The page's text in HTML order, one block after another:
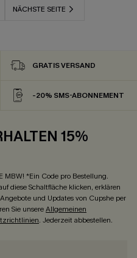
NÄCHSTE SEITE
GRATIS VERSAND
-20% SMS-ABONNEMENT
15%
MBW! *Ein Code pro Bestellung.
diese Schaltfläche klicken, erklären
und Updates von Cupshe per
Sie unsereAllgemeinen
. Jederzeit abbestellen.